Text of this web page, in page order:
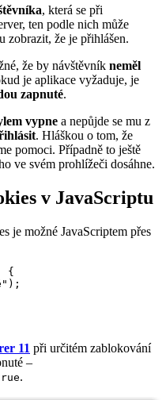
, která se při
ten podle nich může
zobrazit, že je přihlášen.
že by návštěvník neměl
je aplikace vyžaduje, je
zapnuté.
vypne a nepůjde se mu z
. Hláškou o tom, že
pomoci. Případně to ještě
ve svém prohlížeči dosáhne.
v JavaScriptu
je možné JavaScriptem přes
{
11 při určitém zablokování
–
.